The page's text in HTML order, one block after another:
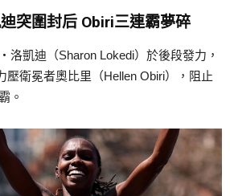
突圍封后 Obiri三連霸夢碎
洛凱迪（Sharon Lokedi）於後段發力，
壓衛冕者奧比里（Hellen Obiri），阻止
。